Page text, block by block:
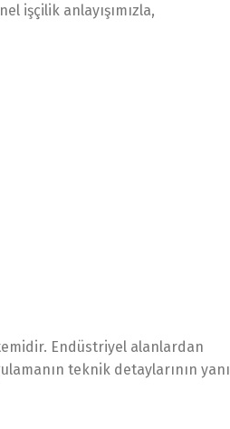
işçilik anlayışımızla,
Endüstriyel alanlardan
teknik detaylarının yanı